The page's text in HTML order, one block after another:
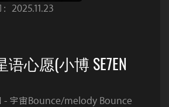
2025.11.23
心愿(小博 SE7EN
- 宇宙Bounce/melody Bounce